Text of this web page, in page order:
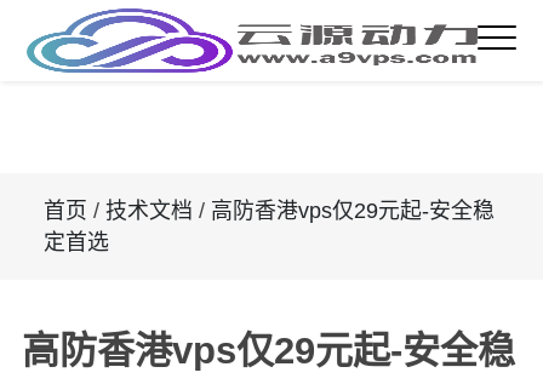
首页 / 技术文档 / 高防香港vps仅29元起-安全稳
定首选
高防香港vps仅29元起-安全稳